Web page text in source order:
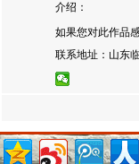
介绍：
如果您对此作品
联系地址：山东